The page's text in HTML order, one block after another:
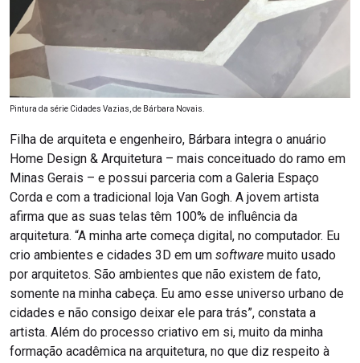
Pintura da série Cidades Vazias, de Bárbara Novais.
Filha de arquiteta e engenheiro, Bárbara integra o anuário
Home Design & Arquitetura – mais conceituado do ramo em
Minas Gerais – e possui parceria com a Galeria Espaço
Corda e com a tradicional loja Van Gogh. A jovem artista
afirma que as suas telas têm 100% de influência da
arquitetura. “A minha arte começa digital, no computador. Eu
crio ambientes e cidades 3D em um software muito usado
por arquitetos. São ambientes que não existem de fato,
somente na minha cabeça. Eu amo esse universo urbano de
cidades e não consigo deixar ele para trás”, constata a
artista. Além do processo criativo em si, muito da minha
formação acadêmica na arquitetura, no que diz respeito à